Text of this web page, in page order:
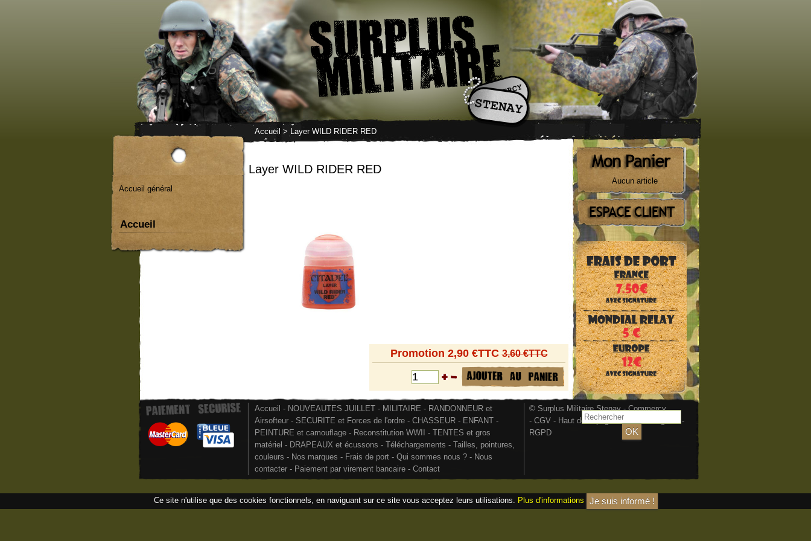
Accueil > Layer WILD RIDER RED
Accueil général
Accueil
Aucun article
Layer WILD RIDER RED
Promotion 2,90 €TTC3,60 €TTC
Accueil - NOUVEAUTES JUILLET - MILITAIRE - RANDONNEUR et
Airsofteur - SECURITE et Forces de l'ordre - CHASSEUR - ENFANT -
PEINTURE et camouflage - Reconstitution WWII - TENTES et gros
matériel - DRAPEAUX et écussons - Téléchargements - Tailles, pointures,
couleurs - Nos marques - Frais de port - Qui sommes nous ? - Nous
contacter - Paiement par virement bancaire - Contact
© Surplus Militaire Stenay - Commercy
- CGV - Haut de la page-Mentions légales
-
RGPD
Ce site n'utilise que des cookies fonctionnels, en naviguant sur ce site vous acceptez leurs utilisations. Plus d'informations